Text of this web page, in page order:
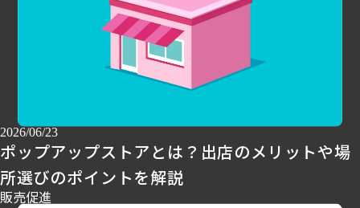
2026/06/23
ポップアップストアとは？出店のメリットや場
所選びのポイントを解説
販売促進